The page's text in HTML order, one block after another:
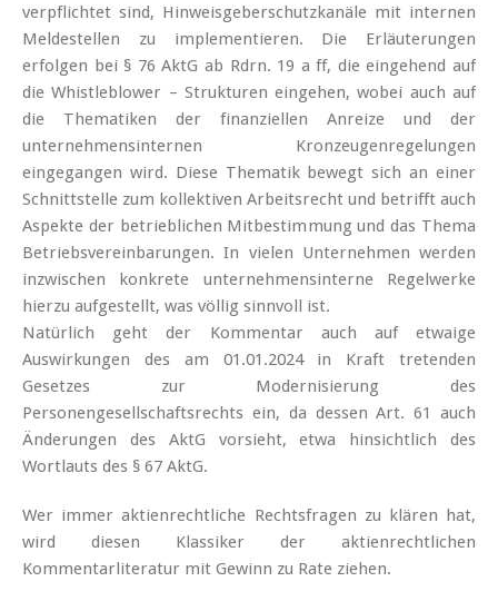
verpflichtet sind, Hinweisgeberschutzkanäle mit internen
Meldestellen zu implementieren. Die Erläuterungen
erfolgen bei § 76 AktG ab Rdrn. 19 a ff, die eingehend auf
die Whistleblower – Strukturen eingehen, wobei auch auf
die Thematiken der finanziellen Anreize und der
unternehmensinternen Kronzeugenregelungen
eingegangen wird. Diese Thematik bewegt sich an einer
Schnittstelle zum kollektiven Arbeitsrecht und betrifft auch
Aspekte der betrieblichen Mitbestimmung und das Thema
Betriebsvereinbarungen. In vielen Unternehmen werden
inzwischen konkrete unternehmensinterne Regelwerke
hierzu aufgestellt, was völlig sinnvoll ist.
Natürlich geht der Kommentar auch auf etwaige
Auswirkungen des am 01.01.2024 in Kraft tretenden
Gesetzes zur Modernisierung des
Personengesellschaftsrechts ein, da dessen Art. 61 auch
Änderungen des AktG vorsieht, etwa hinsichtlich des
Wortlauts des § 67 AktG.
Wer immer aktienrechtliche Rechtsfragen zu klären hat,
wird diesen Klassiker der aktienrechtlichen
Kommentarliteratur mit Gewinn zu Rate ziehen.